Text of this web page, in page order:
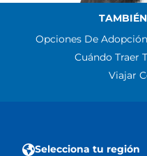
Opciones De
Cuándo Traer
Viajar
Selecciona tu región